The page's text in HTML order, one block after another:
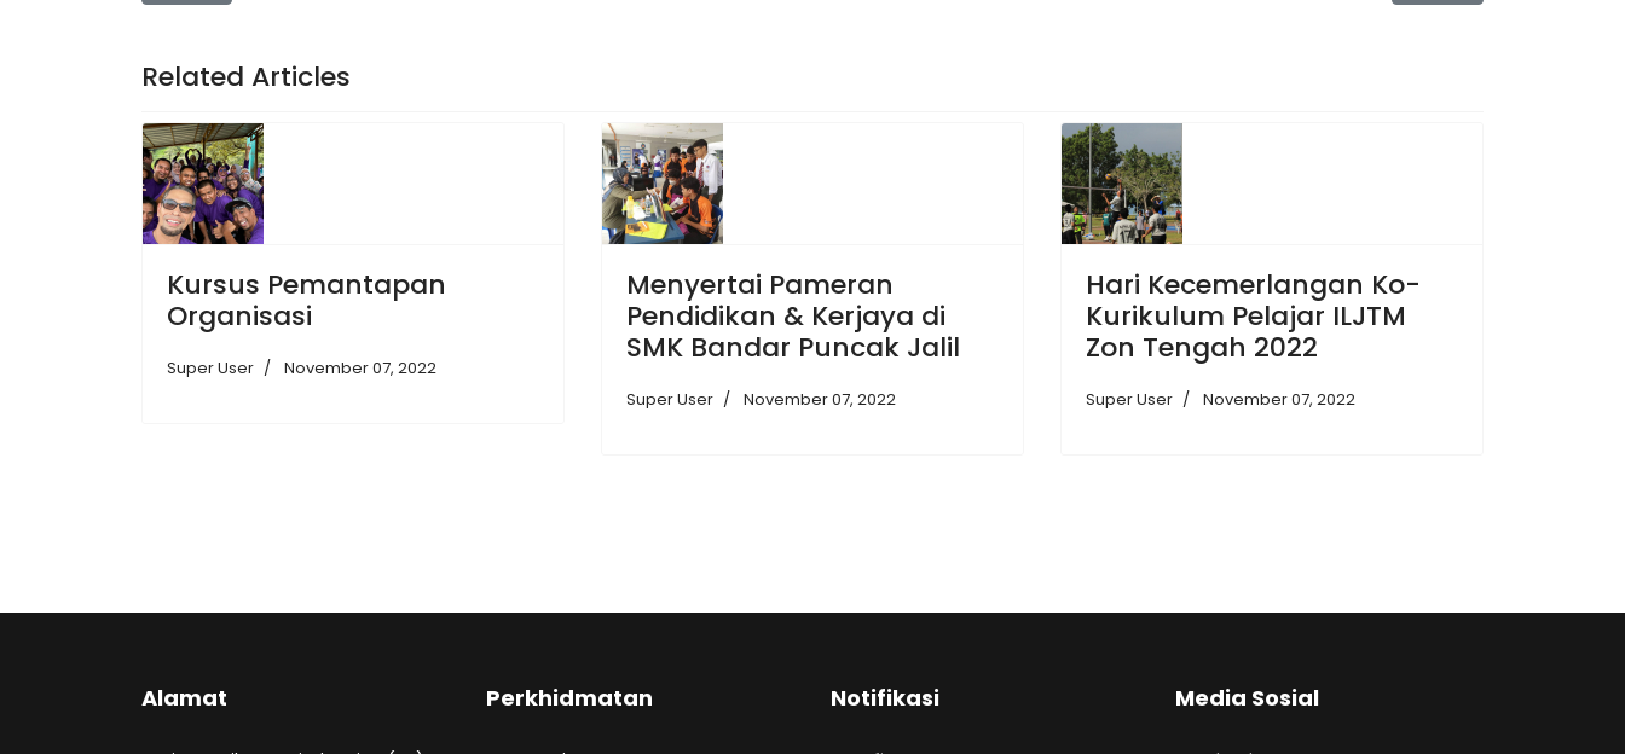
Related Articles
Kursus Pemantapan
Organisasi
Super User November 07, 2022
Menyertai Pameran
Pendidikan & Kerjaya di
SMK Bandar Puncak Jalil
Super User November 07, 2022
Hari Kecemerlangan Ko-
Kurikulum Pelajar ILJTM
Zon Tengah 2022
Super User November 07, 2022
Alamat Perkhidmatan Notifikasi Media Sosial